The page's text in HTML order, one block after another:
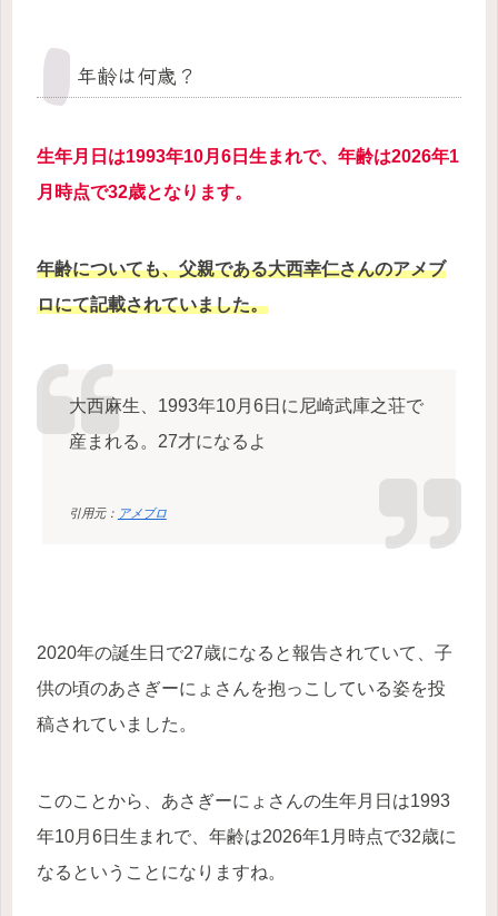
年齢は何歳？
生年月日は1993年10月6日生まれで、年齢は2026年1
月時点で32歳となります。
年齢についても、父親である大西幸仁さんのアメブ
ロにて記載されていました。
大西麻生、1993年10月6日に尼崎武庫之荘で
産まれる。27才になるよ
引用元： アメブロ
2020年の誕生日で27歳になると報告されていて、子
供の頃のあさぎーにょさんを抱っこしている姿を投
稿されていました。
このことから、あさぎーにょさんの生年月日は1993
年10月6日生まれで、年齢は2026年1月時点で32歳に
なるということになりますね。